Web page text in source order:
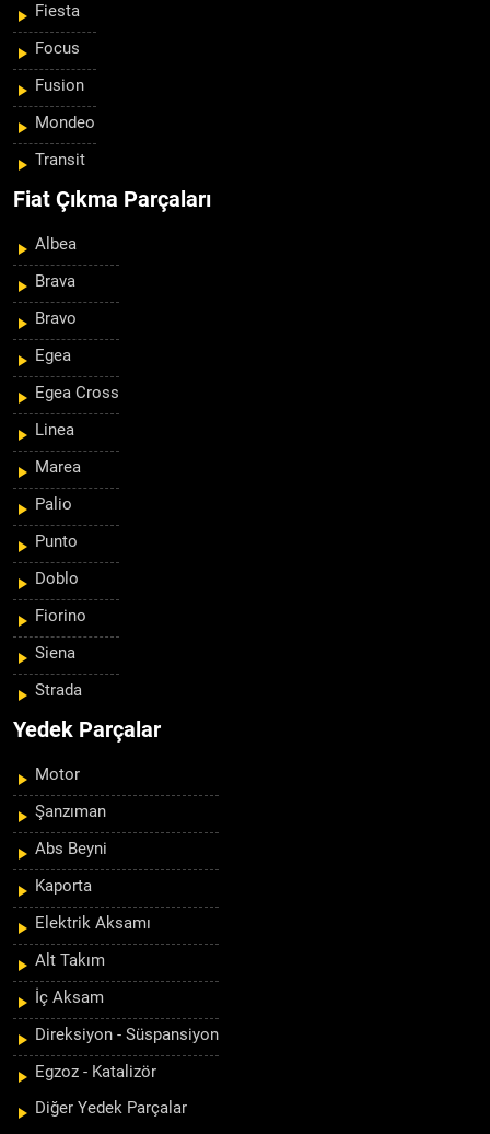
Fiesta
Focus
Fusion
Mondeo
Transit
Fiat Çıkma Parçaları
Albea
Brava
Bravo
Egea
Egea Cross
Linea
Marea
Palio
Punto
Doblo
Fiorino
Siena
Strada
Yedek Parçalar
Motor
Şanzıman
Abs Beyni
Kaporta
Elektrik Aksamı
Alt Takım
İç Aksam
Direksiyon - Süspansiyon
Egzoz - Katalizör
Diğer Yedek Parçalar